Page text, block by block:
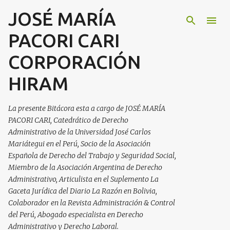
Ir al contenido principal
JOSÉ MARÍA
PACORI CARI
CORPORACIÓN
HIRAM
La presente Bitácora esta a cargo de JOSÉ MARÍA
PACORI CARI, Catedrático de Derecho
Administrativo de la Universidad José Carlos
Mariátegui en el Perú, Socio de la Asociación
Española de Derecho del Trabajo y Seguridad Social,
Miembro de la Asociación Argentina de Derecho
Administrativo, Articulista en el Suplemento La
Gaceta Jurídica del Diario La Razón en Bolivia,
Colaborador en la Revista Administración & Control
del Perú, Abogado especialista en Derecho
Administrativo y Derecho Laboral.